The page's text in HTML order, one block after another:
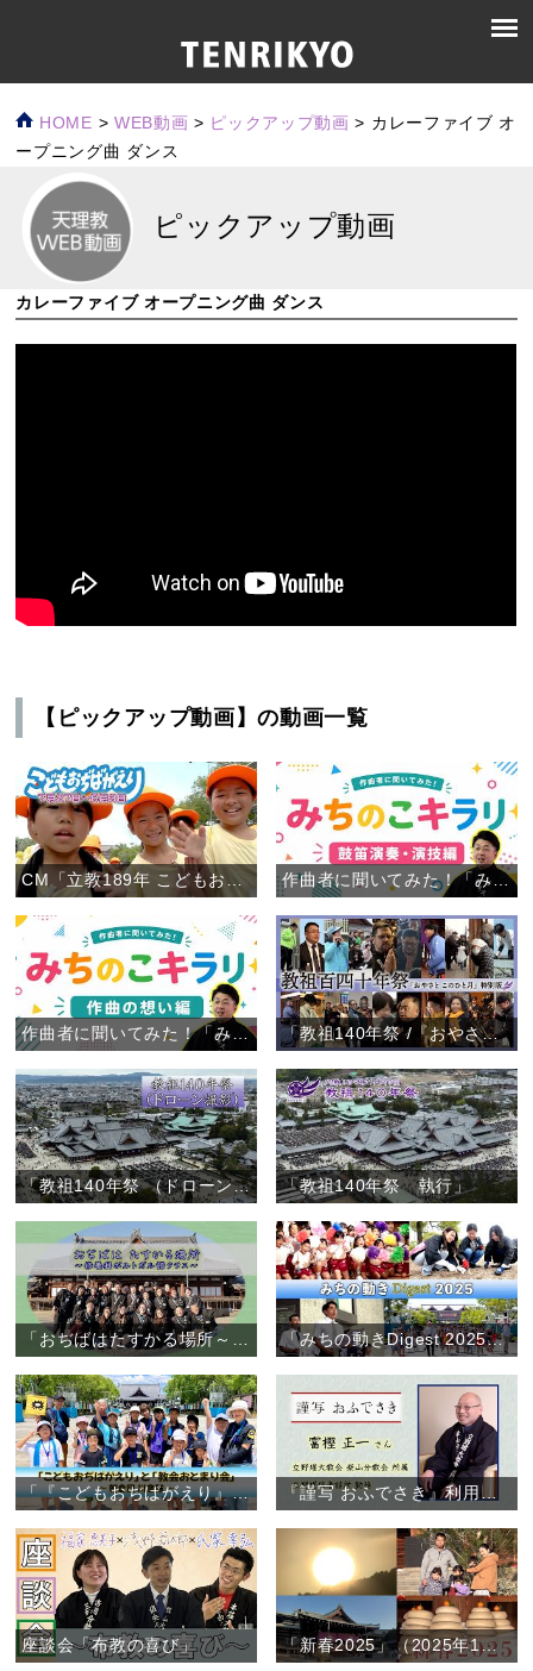
HOME > WEB動画 > ピックアップ動画 > カレーファイブ オ
ープニング曲 ダンス
ピックアップ動画
カレーファイブ オープニング曲 ダンス
【ピックアップ動画】の動画一覧
CM「立教189年 こどもおぢばがえり」 作曲者に聞いてみた！「みちのこキラリ」鼓笛演奏・演技編
作曲者に聞いてみた！「みちのこキラリ」作曲の想い編 「教祖140年祭 /『おやさと このひと月』特別版」
「教祖140年祭 （ドローン撮影）」 「教祖140年祭 執行」
「みちの動きDigest 2025」（2025年1月～12月）
「『こどもおぢばがえり』と『教会おとまり会』～朝倉団 川會隊～」（2025年7月28日～31日）
座談会「布教の喜び」 「新春2025」（2025年1月1日）